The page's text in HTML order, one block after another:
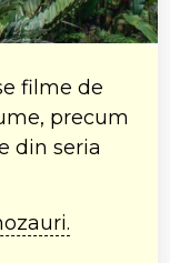
filme de
precum
din seria